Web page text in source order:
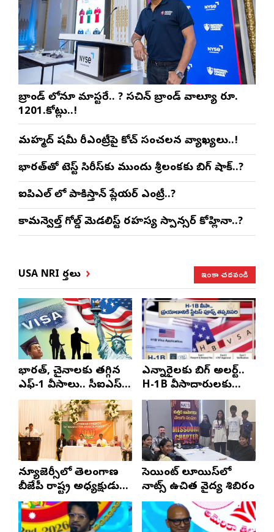
బ్రాండ్ లోనూ మాస్టరే.. ? సచిన్ బ్రాండ్ వాల్యూ రూ.
1201.కోట్లు..!
మహ్మద్ షమీ రీఎంట్రీపై కోచ్ సంచలన వ్యాఖ్యలు..!
భారత్‌తో టెస్ట్ సిరీస్‌కు ముందు శ్రీలంకకు బిగ్ షాక్..?
ఐపిఎల్ లో పాకిస్తాన్ ప్లేయర్ ఎంట్రీ..?
కామన్వెల్త్ గోల్డ్ మెడలిస్ట్ రహస్య స్పాన్సర్ కోహ్లినా..?
USA NRI వార్తలు ఇంకా చదవండి
భారత్, చైనాలకు తగ్గిన
ఎఫ్-1 వీసాలు.. సీఐఎస్
నివేదిక..!
ఎన్నారైలకు బిగ్ అలర్ట్..
H-1B వీసాదారులకు
ప్రయాణ సమయంలో
స్టేటస్ ప్రూఫ్స్ తప్పనిసరి..!
న్యూజెర్సీలో తెలంగాణ
బీజేపీ రాష్ట్ర అధ్యక్షుడు
ఎన్. రాంచందర్‌రావుకు
ఘన స్వాగతం
సెయింట్ లూయిస్‌లో
నాట్స్ ఉచిత వైద్య శిబిరం